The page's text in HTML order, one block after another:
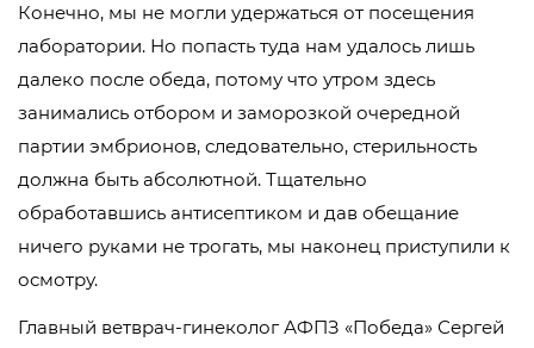
Конечно, мы не могли удержаться от посещения
лаборатории. Но попасть туда нам удалось лишь
далеко после обеда, потому что утром здесь
занимались отбором и заморозкой очередной
партии эмбрионов, следовательно, стерильность
должна быть абсолютной. Тщательно
обработавшись антисептиком и дав обещание
ничего руками не трогать, мы наконец приступили к
осмотру.
Главный ветврач-гинеколог АФПЗ «Победа» Сергей